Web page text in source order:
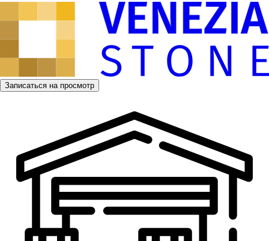
Записаться на просмотр